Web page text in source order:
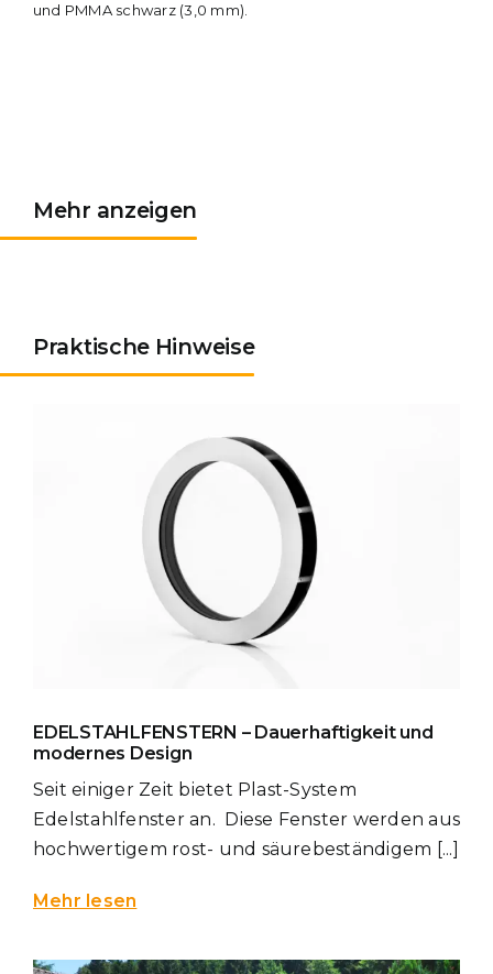
und PMMA schwarz (3,0 mm).
Mehr anzeigen
Praktische Hinweise
EDELSTAHLFENSTERN – Dauerhaftigkeit und
modernes Design
Seit einiger Zeit bietet Plast-System
Edelstahlfenster an. Diese Fenster werden aus
hochwertigem rost- und säurebeständigem [...]
Mehr lesen